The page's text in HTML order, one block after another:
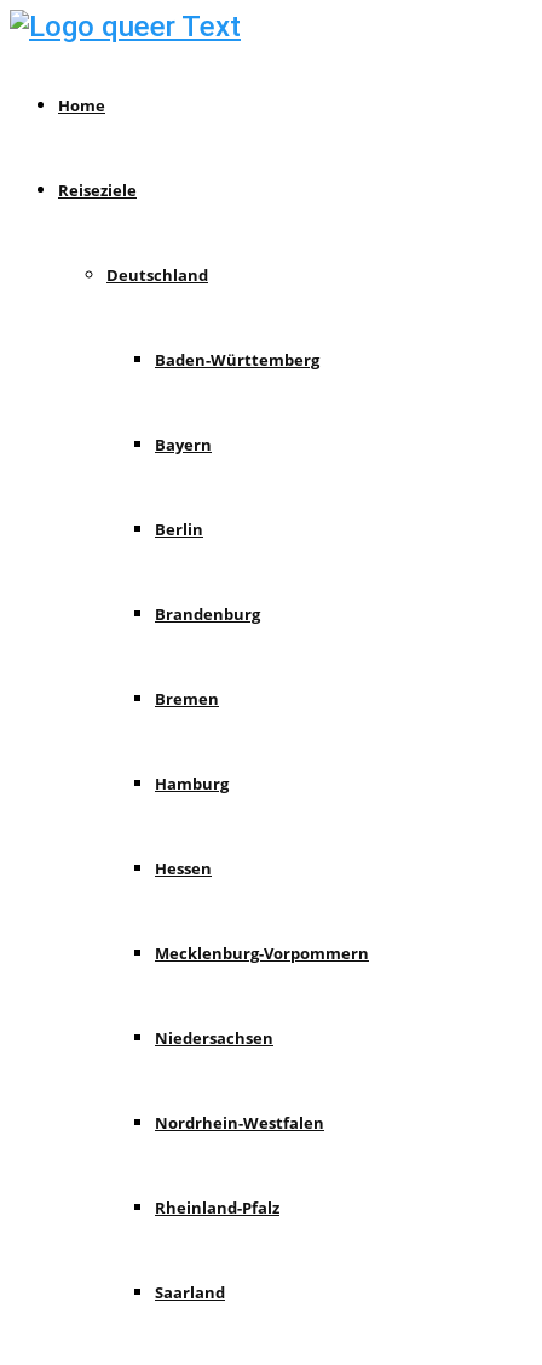
Home
Reiseziele
Deutschland
Baden-Württemberg
Bayern
Berlin
Brandenburg
Bremen
Hamburg
Hessen
Mecklenburg-Vorpommern
Niedersachsen
Nordrhein-Westfalen
Rheinland-Pfalz
Saarland